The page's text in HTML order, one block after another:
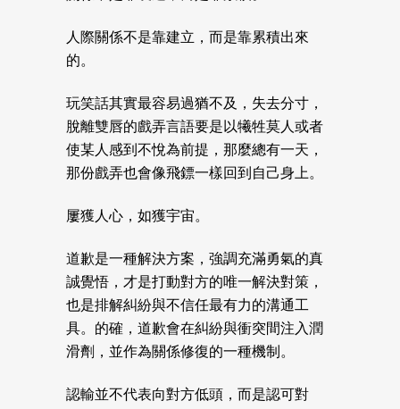
人際關係不是靠建立，而是靠累積出來
的。
玩笑話其實最容易過猶不及，失去分寸，
脫離雙唇的戲弄言語要是以犧牲莫人或者
使某人感到不悅為前提，那麼總有一天，
那份戲弄也會像飛鏢一樣回到自己身上。
屢獲人心，如獲宇宙。
道歉是一種解決方案，強調充滿勇氣的真
誠覺悟，才是打動對方的唯一解決對策，
也是排解糾紛與不信任最有力的溝通工
具。的確，道歉會在糾紛與衝突間注入潤
滑劑，並作為關係修復的一種機制。
認輸並不代表向對方低頭，而是認可對